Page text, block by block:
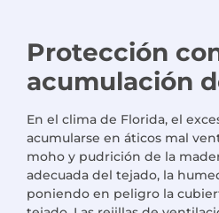
Protección
acumulación
En el clima de Florida, el
acumularse en áticos mal
moho y pudrición de la
adecuada del tejado, la
poniendo en peligro la